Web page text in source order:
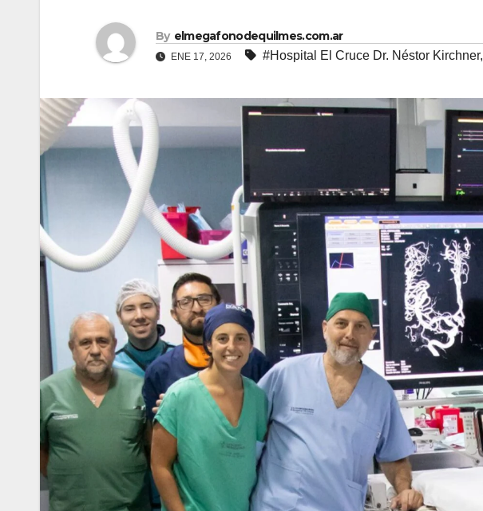
By elmegafonodequilmes.com.ar
ENE 17, 2026 #Hospital El Cruce Dr. Néstor Kirchner,